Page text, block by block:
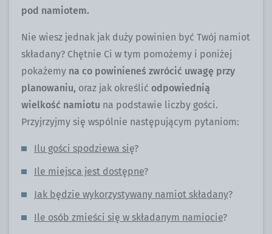
pod namiotem.
Nie wiesz jednak jak duży powinien być Twój namiot
składany? Chętnie Ci w tym pomożemy i poniżej
pokażemy na co powinieneś zwrócić uwagę przy
planowaniu, oraz jak określić odpowiednią
wielkość namiotu na podstawie liczby gości.
Przyjrzyjmy się wspólnie następującym pytaniom:
Ilu gości spodziewa się?
Ile miejsca jest dostępne?
Jak będzie wykorzystywany namiot składany?
Ile osób zmieści się w składanym namiocie?